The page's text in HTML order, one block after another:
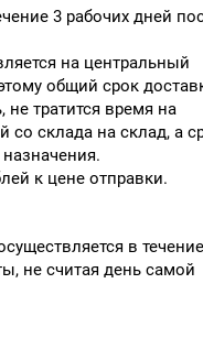
3 рабочих дней
на центральный
общий срок
не тратится время на
склада на склад, а
к цене отправки.
в
не считая день самой